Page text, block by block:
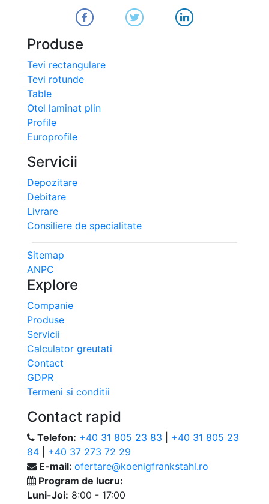
Produse
Tevi rectangulare
Tevi rotunde
Table
Otel laminat plin
Profile
Europrofile
Servicii
Depozitare
Debitare
Livrare
Consiliere de specialitate
Sitemap
ANPC
Explore
Companie
Produse
Servicii
Calculator greutati
Contact
GDPR
Termeni si conditii
Contact rapid
Telefon: +40 31 805 23 83
+40 31 805 23
84
+40 37 273 72 29
E-mail: ofertare@koenigfrankstahl.ro
Program de lucru:
Luni-Joi: 8:00 - 17:00